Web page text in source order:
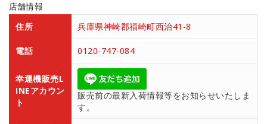
店舗情報
住所
兵庫県神崎郡福崎町西治41-8
電話 0120-747-084
幸運機販売L
INEアカウン
ト
販売前の最新入荷情報等をお知らせいたしま
す。